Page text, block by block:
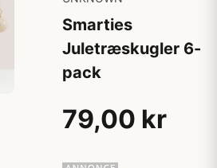
Smarties
Juletræskugler 6-
pack
79,00 kr